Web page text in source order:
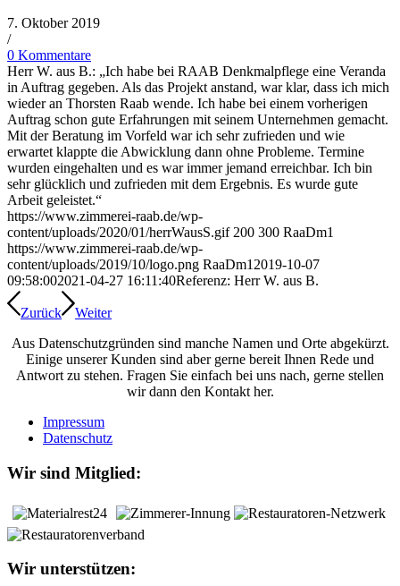
7. Oktober 2019
/
0 Kommentare
Herr W. aus B.: „Ich habe bei RAAB Denkmalpflege eine Veranda
in Auftrag gegeben. Als das Projekt anstand, war klar, dass ich mich
wieder an Thorsten Raab wende. Ich habe bei einem vorherigen
Auftrag schon gute Erfahrungen mit seinem Unternehmen gemacht.
Mit der Beratung im Vorfeld war ich sehr zufrieden und wie
erwartet klappte die Abwicklung dann ohne Probleme. Termine
wurden eingehalten und es war immer jemand erreichbar. Ich bin
sehr glücklich und zufrieden mit dem Ergebnis. Es wurde gute
Arbeit geleistet.“
https://www.zimmerei-raab.de/wp-
content/uploads/2020/01/herrWausS.gif 200 300 RaaDm1
https://www.zimmerei-raab.de/wp-
content/uploads/2019/10/logo.png RaaDm1 2019-10-07
09:58:002021-04-27 16:11:40Referenz: Herr W. aus B.
Zurück
Weiter
Aus Datenschutzgründen sind manche Namen und Orte abgekürzt.
Einige unserer Kunden sind aber gerne bereit Ihnen Rede und
Antwort zu stehen. Fragen Sie einfach bei uns nach, gerne stellen
wir dann den Kontakt her.
Impressum
Datenschutz
Wir sind Mitglied:
Wir unterstützen: